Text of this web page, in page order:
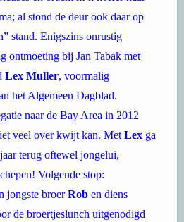
al stond de deur ook daar op
stand. Enigszins onrustig
ontmoeting bij Jan Tabak met
Lex Muller, voormalig
het Algemeen Dagblad.
naar de Bay Area in 2012
veel over kwijt kan. Met Lex ga
terug oftewel jongelui,
Volgende stop:
jongste broerRob en diens
de broertjeslunch uitgenodigd